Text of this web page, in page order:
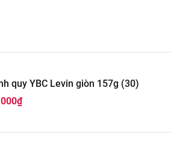
quy YBC Levin giòn 157g (30)